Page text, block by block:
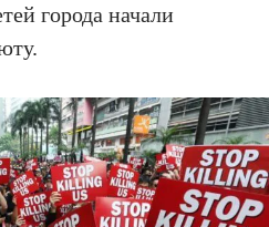
города начали